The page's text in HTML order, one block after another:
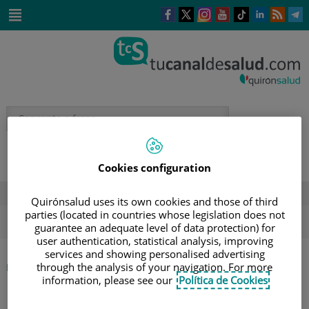
Este
enlace
se
ventana
nueva.
Este
enlace
se
una
ventana
nueva.
Este
enlace
se
una
ventana
nueva.
Este
enlace
se
una
ventana
nueva.
Enlace
una
Enlace
una
ola de calor verano sol hidratación salud mental
INICIO|DIRECTORIO DE PROFESIONALES
DANIEL CARNEVALI RUIZ
Cookies configuration
Quirónsalud uses its own cookies and those of third
parties (located in countries whose legislation does not
guarantee an adequate level of data protection) for
user authentication, statistical analysis, improving
services and showing personalised advertising
through the analysis of your navigation. For more
information, please see our Política de Cookies